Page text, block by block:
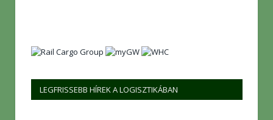
LEGFRISSEBB HÍREK A LOGISZTIKÁBAN